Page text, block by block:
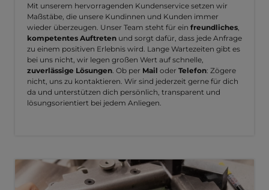
Mit unserem hervorragenden Kundenservice setzen wir
Maßstäbe, die unsere Kundinnen und Kunden immer
wieder überzeugen. Unser Team steht für ein freundliches
kompetentes Auftreten und sorgt dafür, dass jede Anfrage
zu einem positiven Erlebnis wird. Lange Wartezeiten gibt es
bei uns nicht, wir legen großen Wert auf schnelle,
zuverlässige Lösungen . Ob per Mail oder Telefon: Zögere
nicht, uns zu kontaktieren. Wir sind jederzeit gerne für dich
da und unterstützen dich persönlich, transparent und
lösungsorientiert bei jedem Anliegen.